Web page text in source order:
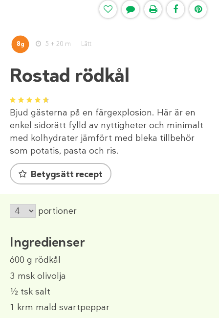
8g 5 + 20 m Lätt
Rostad rödkål
1 2 3 4 5
Bjud gästerna på en färgexplosion. Här är en
enkel sidorätt fylld av nyttigheter och minimalt
med kolhydrater jämfört med bleka tillbehör
som potatis, pasta och ris.
Betygsätt recept
portioner
Ingredienser
600 g rödkål
3 msk olivolja
½ tsk salt
1 krm mald svartpeppar